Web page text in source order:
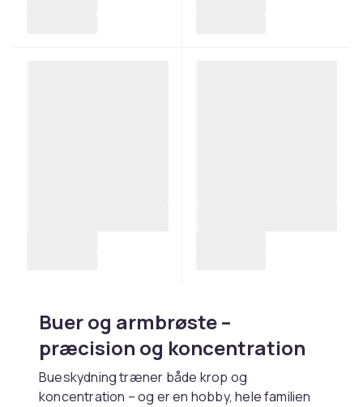
Buer og armbrøste –
præcision og koncentration
Bueskydning træner både krop og
koncentration – og er en hobby, hele familien